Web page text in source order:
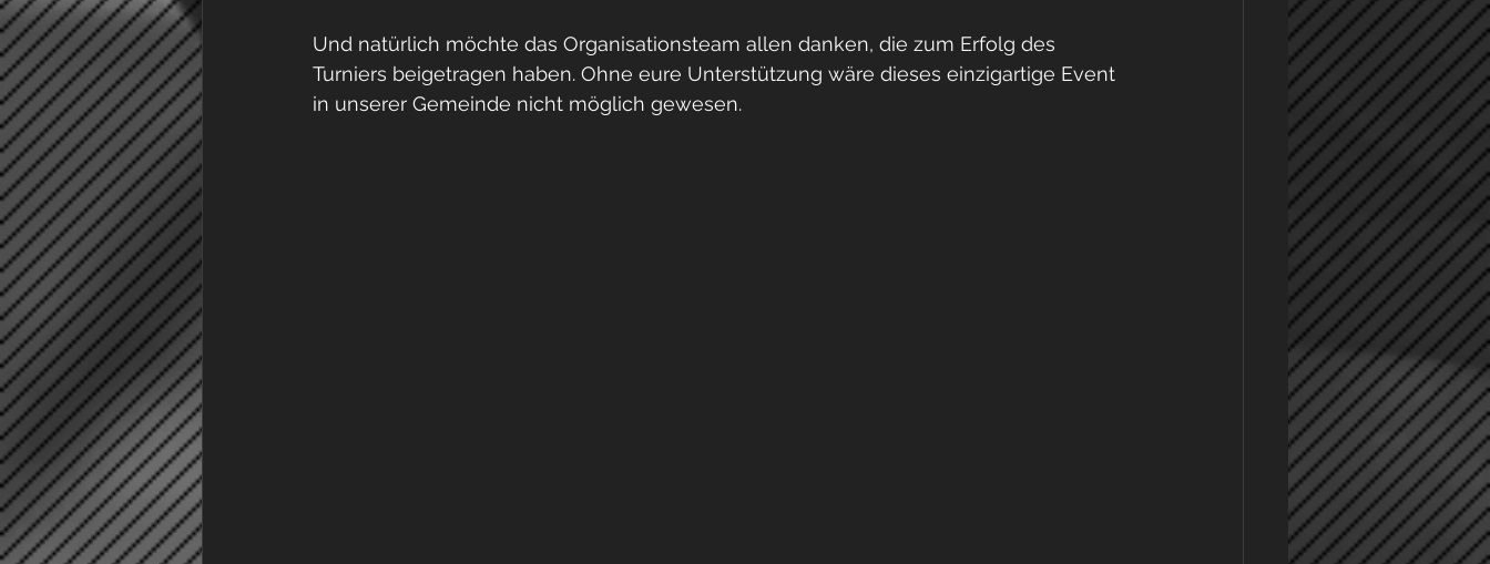
Und natürlich möchte das Organisationsteam allen danken, die zum Erfolg des
Turniers beigetragen haben. Ohne eure Unterstützung wäre dieses einzigartige Event
in unserer Gemeinde nicht möglich gewesen.